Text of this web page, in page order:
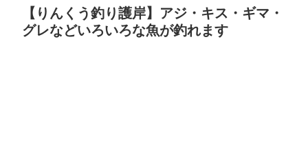
【りんくう釣り護岸】アジ・キス・ギマ・
グレなどいろいろな魚が釣れます